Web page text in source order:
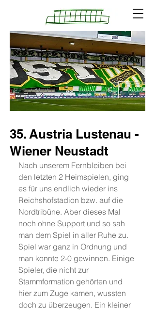
35. Austria Lustenau -
Wiener Neustadt
Nach unserem Fernbleiben bei
den letzten 2 Heimspielen, ging
es für uns endlich wieder ins
Reichshofstadion bzw. auf die
Nordtribüne. Aber dieses Mal
noch ohne Support und so sah
man dem Spiel in aller Ruhe zu.
Spiel war ganz in Ordnung und
man konnte 2-0 gewinnen. Einige
Spieler, die nicht zur
Stammformation gehörten und
hier zum Zuge kamen, wussten
doch zu überzeugen. Ein kleiner